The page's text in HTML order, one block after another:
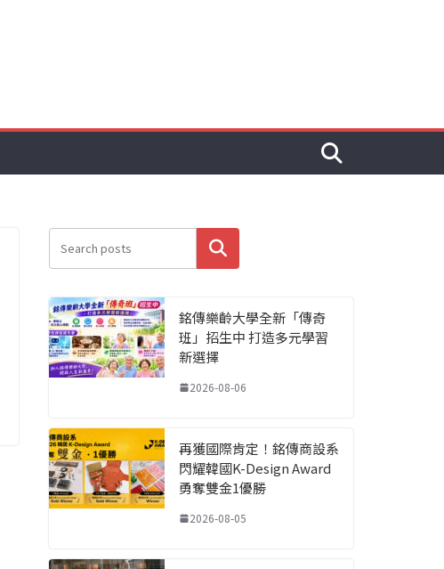
搜尋
銘傳樂齡大學全新「傳奇
班」招生中 打造多元學習
新選擇
2026-08-06
再獲國際肯定！銘傳商設系
閃耀韓國K-Design Award
勇奪雙金1優勝
2026-08-05